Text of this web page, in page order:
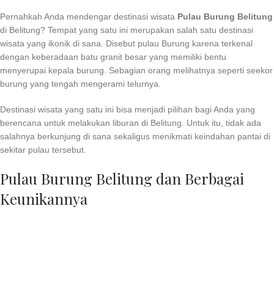
Pernahkah Anda mendengar destinasi wisata Pulau Burung Belitung
di Belitung? Tempat yang satu ini merupakan salah satu destinasi
wisata yang ikonik di sana. Disebut pulau Burung karena terkenal
dengan keberadaan batu granit besar yang memiliki bentu
menyerupai kepala burung. Sebagian orang melihatnya seperti seekor
burung yang tengah mengerami telurnya.
Destinasi wisata yang satu ini bisa menjadi pilihan bagi Anda yang
berencana untuk melakukan liburan di Belitung. Untuk itu, tidak ada
salahnya berkunjung di sana sekaligus menikmati keindahan pantai di
sekitar pulau tersebut.
Pulau Burung Belitung dan Berbagai
Keunikannya